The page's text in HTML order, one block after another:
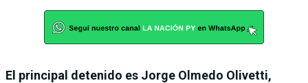
El principal detenido es Jorge Olmedo Olivetti,